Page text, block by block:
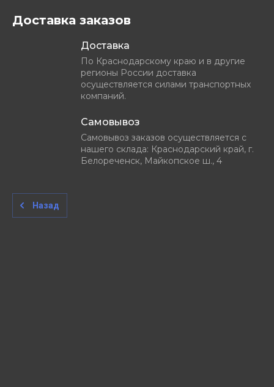
Доставка заказов
Доставка
По Краснодарскому краю и в другие
регионы России доставка
осуществляется силами транспортных
компаний.
Самовывоз
Самовывоз заказов осуществляется с
нашего склада: Краснодарский край, г.
Белореченск, Майкопское ш., 4
Назад